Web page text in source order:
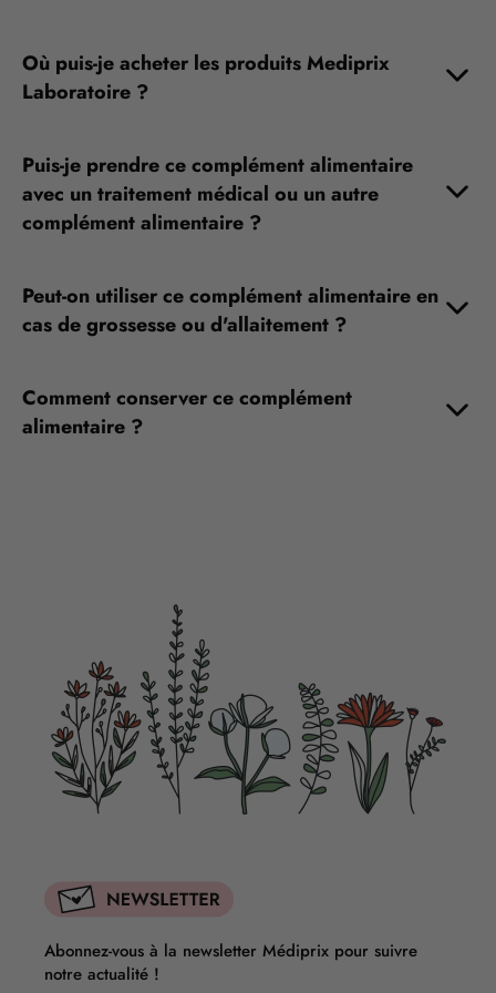
Où puis-je acheter les produits Mediprix
Laboratoire ?
Puis-je prendre ce complément alimentaire
avec un traitement médical ou un autre
complément alimentaire ?
Peut-on utiliser ce complément alimentaire en
cas de grossesse ou d'allaitement ?
Comment conserver ce complément
alimentaire ?
Abonnez-vous à la newsletter Médiprix pour suivre
notre actualité !